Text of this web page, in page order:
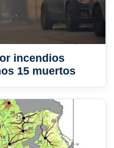
incendios
15 muertos